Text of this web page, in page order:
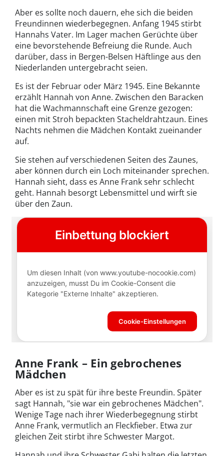
Aber es sollte noch dauern, ehe sich die beiden
Freundinnen wiederbegegnen. Anfang 1945 stirbt
Hannahs Vater. Im Lager machen Gerüchte über
eine bevorstehende Befreiung die Runde. Auch
darüber, dass in Bergen-Belsen Häftlinge aus den
Niederlanden untergebracht seien.
Es ist der Februar oder März 1945. Eine Bekannte
erzählt Hannah von Anne. Zwischen den Baracken
hat die Wachmannschaft eine Grenze gezogen:
einen mit Stroh bepackten Stacheldrahtzaun. Eines
Nachts nehmen die Mädchen Kontakt zueinander
auf.
Sie stehen auf verschiedenen Seiten des Zaunes,
aber können durch ein Loch miteinander sprechen.
Hannah sieht, dass es Anne Frank sehr schlecht
geht. Hannah besorgt Lebensmittel und wirft sie
über den Zaun.
Anne Frank – Ein gebrochenes
Mädchen
Aber es ist zu spät für ihre beste Freundin. Später
sagt Hannah, "sie war ein gebrochenes Mädchen".
Wenige Tage nach ihrer Wiederbegegnung stirbt
Anne Frank, vermutlich an Fleckfieber. Etwa zur
gleichen Zeit stirbt ihre Schwester Margot.